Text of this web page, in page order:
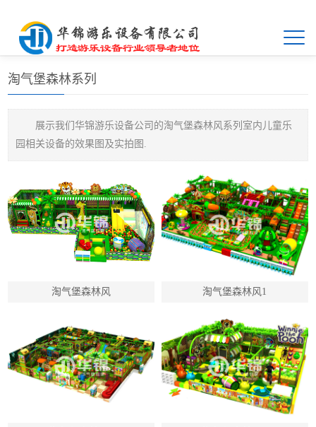
首页>>产品展示>>淘气堡儿童乐园设备>>淘气堡森林系列
淘气堡森林系列
展示我们华锦游乐设备公司的淘气堡森林风系列室内儿童乐
园相关设备的效果图及实拍图.
淘气堡森林风 淘气堡森林风1